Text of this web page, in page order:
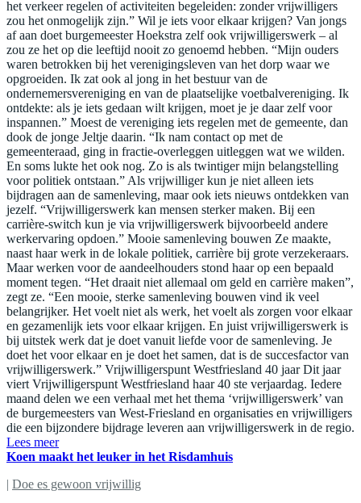
het verkeer regelen of activiteiten begeleiden: zonder vrijwilligers
zou het onmogelijk zijn.” Wil je iets voor elkaar krijgen? Van jongs
af aan doet burgemeester Hoekstra zelf ook vrijwilligerswerk – al
zou ze het op die leeftijd nooit zo genoemd hebben. “Mijn ouders
waren betrokken bij het verenigingsleven van het dorp waar we
opgroeiden. Ik zat ook al jong in het bestuur van de
ondernemersvereniging en van de plaatselijke voetbalvereniging. Ik
ontdekte: als je iets gedaan wilt krijgen, moet je je daar zelf voor
inspannen.” Moest de vereniging iets regelen met de gemeente, dan
dook de jonge Jeltje daarin. “Ik nam contact op met de
gemeenteraad, ging in fractie-overleggen uitleggen wat we wilden.
En soms lukte het ook nog. Zo is als twintiger mijn belangstelling
voor politiek ontstaan.” Als vrijwilliger kun je niet alleen iets
bijdragen aan de samenleving, maar ook iets nieuws ontdekken van
jezelf. “Vrijwilligerswerk kan mensen sterker maken. Bij een
carrière-switch kun je via vrijwilligerswerk bijvoorbeeld andere
werkervaring opdoen.” Mooie samenleving bouwen Ze maakte,
naast haar werk in de lokale politiek, carrière bij grote verzekeraars.
Maar werken voor de aandeelhouders stond haar op een bepaald
moment tegen. “Het draait niet allemaal om geld en carrière maken”,
zegt ze. “Een mooie, sterke samenleving bouwen vind ik veel
belangrijker. Het voelt niet als werk, het voelt als zorgen voor elkaar
en gezamenlijk iets voor elkaar krijgen. En juist vrijwilligerswerk is
bij uitstek werk dat je doet vanuit liefde voor de samenleving. Je
doet het voor elkaar en je doet het samen, dat is de succesfactor van
vrijwilligerswerk.” Vrijwilligerspunt Westfriesland 40 jaar Dit jaar
viert Vrijwilligerspunt Westfriesland haar 40 ste verjaardag. Iedere
maand delen we een verhaal met het thema ‘vrijwilligerswerk’ van
de burgemeesters van West-Friesland en organisaties en vrijwilligers
die een bijzondere bijdrage leveren aan vrijwilligerswerk in de regio.
Lees meer
Koen maakt het leuker in het Risdamhuis
| Doe es gewoon vrijwillig